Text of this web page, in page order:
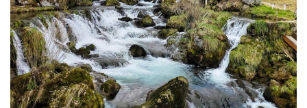
Krupi
na
Vrbasu,
vatrogasci
na
terenu